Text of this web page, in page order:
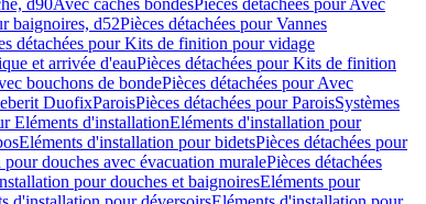
d90Avec caches bondesPièces détachées pour Avec
baignoires, d52Pièces détachées pour Vannes
détachées pour Kits de finition pour vidage
et arrivée d'eauPièces détachées pour Kits de finition
bouchons de bondePièces détachées pour Avec
DuofixParoisPièces détachées pour ParoisSystèmes
Eléments d'installationEléments d'installation pour
Eléments d'installation pour bidetsPièces détachées pour
douches avec évacuation muralePièces détachées
pour douches et baignoiresEléments pour